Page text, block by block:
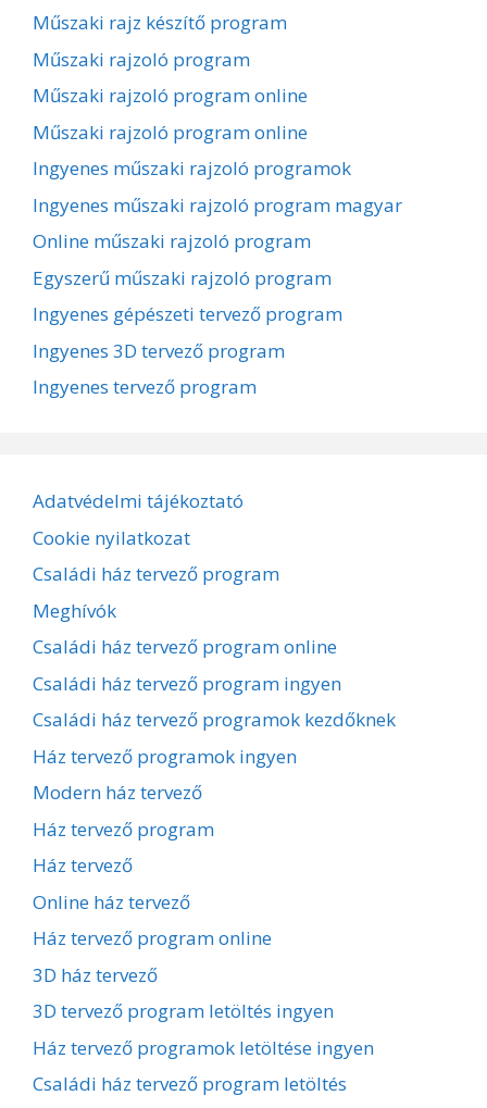
Műszaki rajz készítő program
Műszaki rajzoló program
Műszaki rajzoló program online
Műszaki rajzoló program online
Ingyenes műszaki rajzoló programok
Ingyenes műszaki rajzoló program magyar
Online műszaki rajzoló program
Egyszerű műszaki rajzoló program
Ingyenes gépészeti tervező program
Ingyenes 3D tervező program
Ingyenes tervező program
Adatvédelmi tájékoztató
Cookie nyilatkozat
Családi ház tervező program
Meghívók
Családi ház tervező program online
Családi ház tervező program ingyen
Családi ház tervező programok kezdőknek
Ház tervező programok ingyen
Modern ház tervező
Ház tervező program
Ház tervező
Online ház tervező
Ház tervező program online
3D ház tervező
3D tervező program letöltés ingyen
Ház tervező programok letöltése ingyen
Családi ház tervező program letöltés